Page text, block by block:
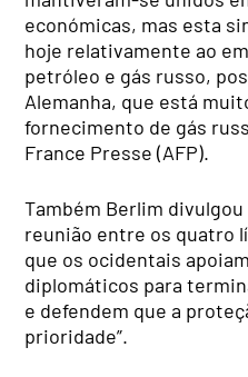
económicas, mas esta
hoje relativamente ao
petróleo e gás russo,
Alemanha, que está
fornecimento de gás
France Presse (AFP).
Também Berlim
reunião entre os quatro
que os ocidentais
diplomáticos para
e defendem que a
prioridade”.